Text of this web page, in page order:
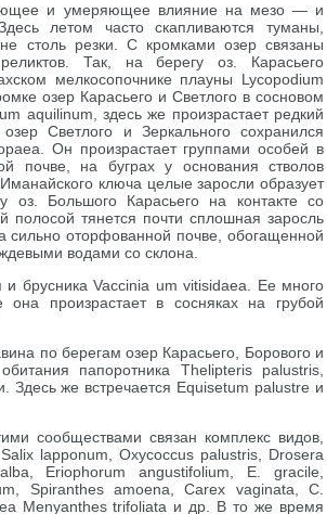
и умеряющее влияние на мезо — и
летом часто скапливаются туманы,
столь резки. С кромками озер связаны
Так, на берегу оз. Карасьего
мелкосопочнике плауны Lycopodium
озер Карасьего и Светлого в сосновом
aquilinum, здесь же произрастает редкий
Светлого и Зеркального сохранился
Он произрастает группами особей в
почве, на буграх у основания стволов
ключа целые заросли образует
оз. Большого Карасьего на контакте со
тянется почти сплошная заросль
сильно оторфованной почве, обогащенной
водами со склона.
и брусника Vaccinia um vitisidaea. Ее много
произрастает в сосняках на грубой
по берегам озер Карасьего, Борового и
папоротника Thelipteris palustris,
же встречается Equisetum palustre и
сообществами связан комплекс видов,
lapponum, Oxycoccus palustris, Drosera
Eriophorum angustifolium, E. gracile,
Spiranthes amoena, Carex vaginata, C.
Menyanthes trifoliata и др. В то же время